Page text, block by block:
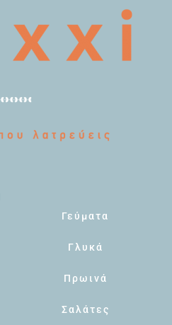
Γεύματα
Γλυκά
Πρωινά
Σαλάτες